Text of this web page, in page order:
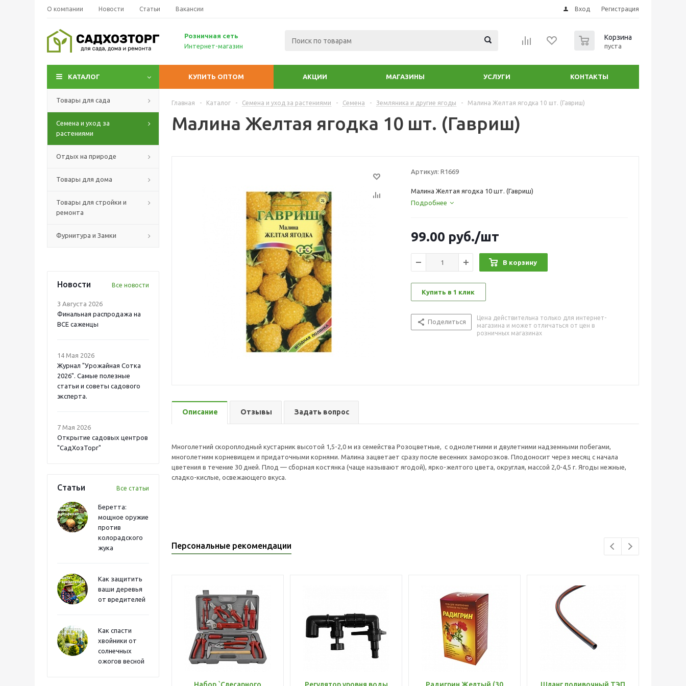
О компании Новости Статьи Вакансии Вход Регистрация
Розничная сеть
Интернет-магазин
Корзина
пуста
КАТАЛОГ КУПИТЬ ОПТОМ АКЦИИ МАГАЗИНЫ УСЛУГИ КОНТАКТЫ
Товары для сада
Семена и уход за
растениями
Отдых на природе
Товары для дома
Товары для стройки и
ремонта
Фурнитура и Замки
Новости Все новости
3 Августа 2026
Финальная распродажа на
ВСЕ саженцы
14 Мая 2026
Журнал "Урожайная Сотка
2026". Самые полезные
статьи и советы садового
эксперта.
7 Мая 2026
Открытие садовых центров
"СадХозТорг"
Статьи Все статьи
Беретта:
мощное оружие
против
колорадского
жука
Как защитить
ваши деревья
от вредителей
Как спасти
хвойники от
солнечных
ожогов весной
Главная - Каталог - Семена и уход за растениями - Семена - Земляника и другие ягоды - Малина Желтая ягодка 10 шт. (Гавриш)
Малина Желтая ягодка 10 шт. (Гавриш)
Артикул: R1669
Малина Желтая ягодка 10 шт. (Гавриш)
Подробнее
99.00 руб./шт
В корзину
Купить в 1 клик
Поделиться
Цена действительна только для интернет-
магазина и может отличаться от цен в
розничных магазинах
Описание Отзывы Задать вопрос
Многолетний скороплодный кустарник высотой 1,5-2,0 м из семейства Розоцветные, с однолетними и двулетними надземными побегами,
многолетним корневищем и придаточными корнями. Малина зацветает сразу после весенних заморозков. Плодоносит через месяц с начала
цветения в течение 30 дней. Плод — сборная костянка (чаще называют ягодой), ярко-желтого цвета, округлая, массой 2,0-4,5 г. Ягоды нежные,
сладко-кислые, освежающего вкуса.
Персональные рекомендации